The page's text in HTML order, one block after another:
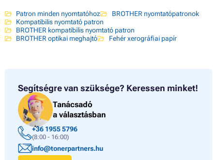
Patron minden nyomtatóhoz
BROTHER nyomtatópatronok
Kompatibilis nyomtató patron
BROTHER kompatibilis nyomtató patron
BROTHER optikai meghajtó
Fehér xerográfiai papír
Segítségre van szüksége? Keressen minket!
Tanácsadó
a választásban
+36 1955 5796
(8:00 - 16:00)
info@tonerpartners.hu